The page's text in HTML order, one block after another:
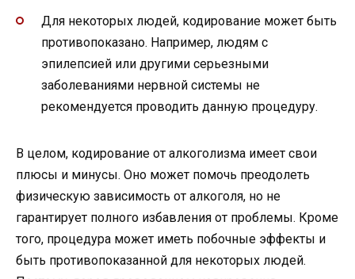
Для некоторых людей, кодирование может быть
противопоказано. Например, людям с
эпилепсией или другими серьезными
заболеваниями нервной системы не
рекомендуется проводить данную процедуру.
В целом, кодирование от алкоголизма имеет свои
плюсы и минусы. Оно может помочь преодолеть
физическую зависимость от алкоголя, но не
гарантирует полного избавления от проблемы. Кроме
того, процедура может иметь побочные эффекты и
быть противопоказанной для некоторых людей.